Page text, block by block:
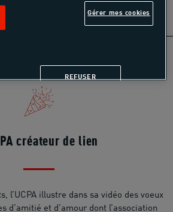
créateur de lien
l’UCPA illustre dans sa vidéo des voeux
d’amitié et d’amour dont l’association
Gérer mes cookies
REFUSER